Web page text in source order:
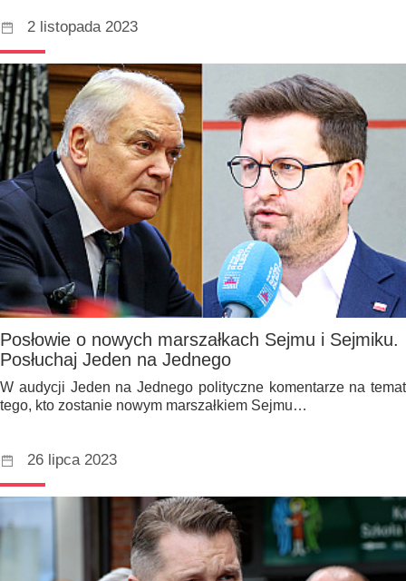
2 listopada 2023
Posłowie o nowych marszałkach Sejmu i Sejmiku.
Posłuchaj Jeden na Jednego
W audycji Jeden na Jednego polityczne komentarze na temat
tego, kto zostanie nowym marszałkiem Sejmu…
26 lipca 2023